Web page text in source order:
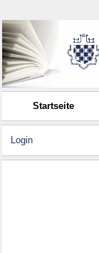
Startseite
Login